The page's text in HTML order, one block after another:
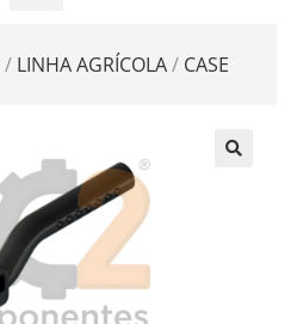
/ LINHA AGRÍCOLA/ CASE